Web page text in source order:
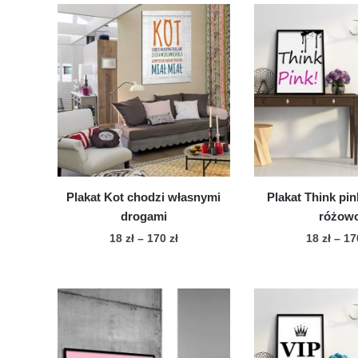
Plakat Kot chodzi własnymi
drogami
18 zł – 170 złZakres
18 zł
produkt
ma
wiele
wariantów.
Plakat Think
18 zł –
ma